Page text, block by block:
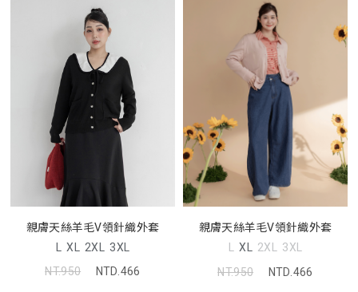
親膚天絲羊毛V領針織外套
L XL 2XL 3XL
NT.950
NTD.466
親膚天絲羊毛V領針織外套
L XL 2XL 3XL
NT.950
NTD.466